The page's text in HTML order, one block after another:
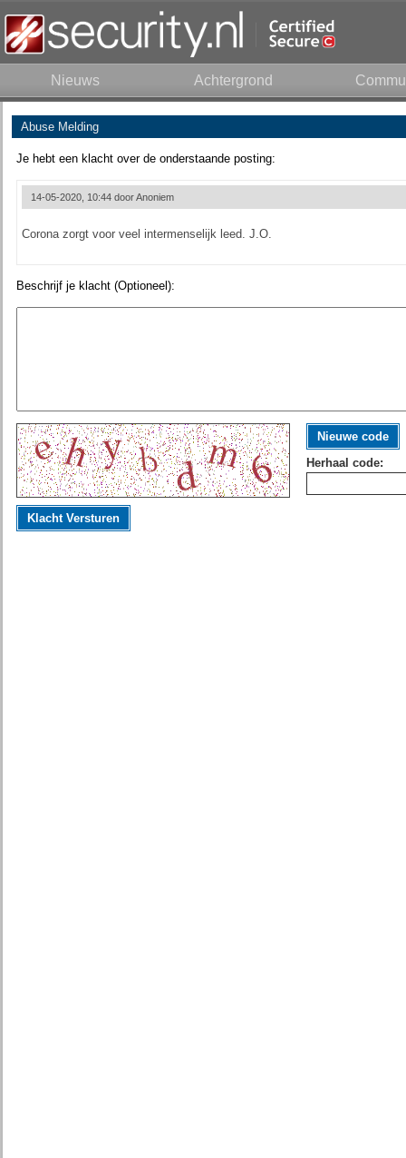
Nieuws Achtergrond
Abuse Melding
Je hebt een klacht over de onderstaande posting:
14-05-2020, 10:44 doorAnoniem
Corona zorgt voor veel intermenselijk leed. J.O.
Beschrijf je klacht (Optioneel):
Nieuwe code
Herhaal code:
Klacht Versturen